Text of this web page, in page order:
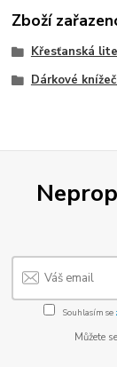
Zboží
Křesťanská
Dárkové
Souhlasím se
Můžete